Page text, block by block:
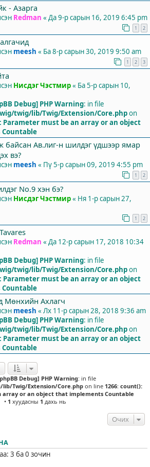
- Азарга
Redman « Да 9-р сарын 16, 2019 6:45 pm
1 2
meesh « Ба 8-р сарын 30, 2019 9:50 am
1 2 3
Нисдэг Чэстмир« Ба 5-р сарын 10,
Debug] PHP Warning: in file
twig/lib/Twig/Extension/Core.phpon
Parameter must be an array or an object
байсан Ав.лиг-н шилдэг үдшээр ямар
вэ?
meesh « Пү 5-р сарын 09, 2019 4:55 pm
1 2
No.9 хэн бэ?
Нисдэг Чэстмир« Ня 1-р сарын 27,
1 2
Redman « Да 12-р сарын 17, 2018 10:34
Debug] PHP Warning: in file
twig/lib/Twig/Extension/Core.phpon
Parameter must be an array or an object
Мөнхийн Ахлагч
meesh « Лх 11-р сарын 28, 2018 9:36 am
Debug] PHP Warning: in file
twig/lib/Twig/Extension/Core.phpon
Parameter must be an array or an object
Debug] PHP Warning: in file
Twig/Extension/Core.phpon line 1266: count():
array or an object that implements Countable
• 1 хуудасны 1 дахь нь
Очих
3 ба 0 зочин